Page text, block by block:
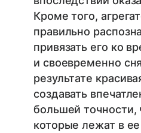
Кроме того,
правильно
привязать его ко
и своевременно
результате
создавать
большей точности,
которые лежат в